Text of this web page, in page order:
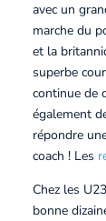
avec un
marche du
et la
superbe
continue de
également
répondre
coach ! Les
Chez les
bonne